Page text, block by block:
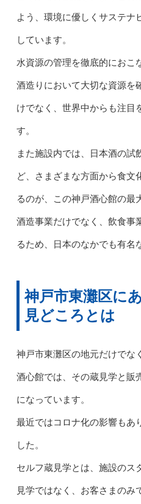
よう、環境に優しくサステナ
しています。
水資源の管理を徹底的におこ
酒造りにおいて大切な資源を
けでなく、世界中からも注目
す。
また施設内では、日本酒の試
ど、さまざまな方面から食文
るのが、この神戸酒心館の最
酒造事業だけでなく、飲食事
るため、日本のなかでも有名
神戸市東灘区に
見どころとは
神戸市東灘区の地元だけでな
酒心館では、その蔵見学と販
になっています。
最近ではコロナ化の影響もあ
した。
セルフ蔵見学とは、施設のス
見学ではなく、お客さまのみ